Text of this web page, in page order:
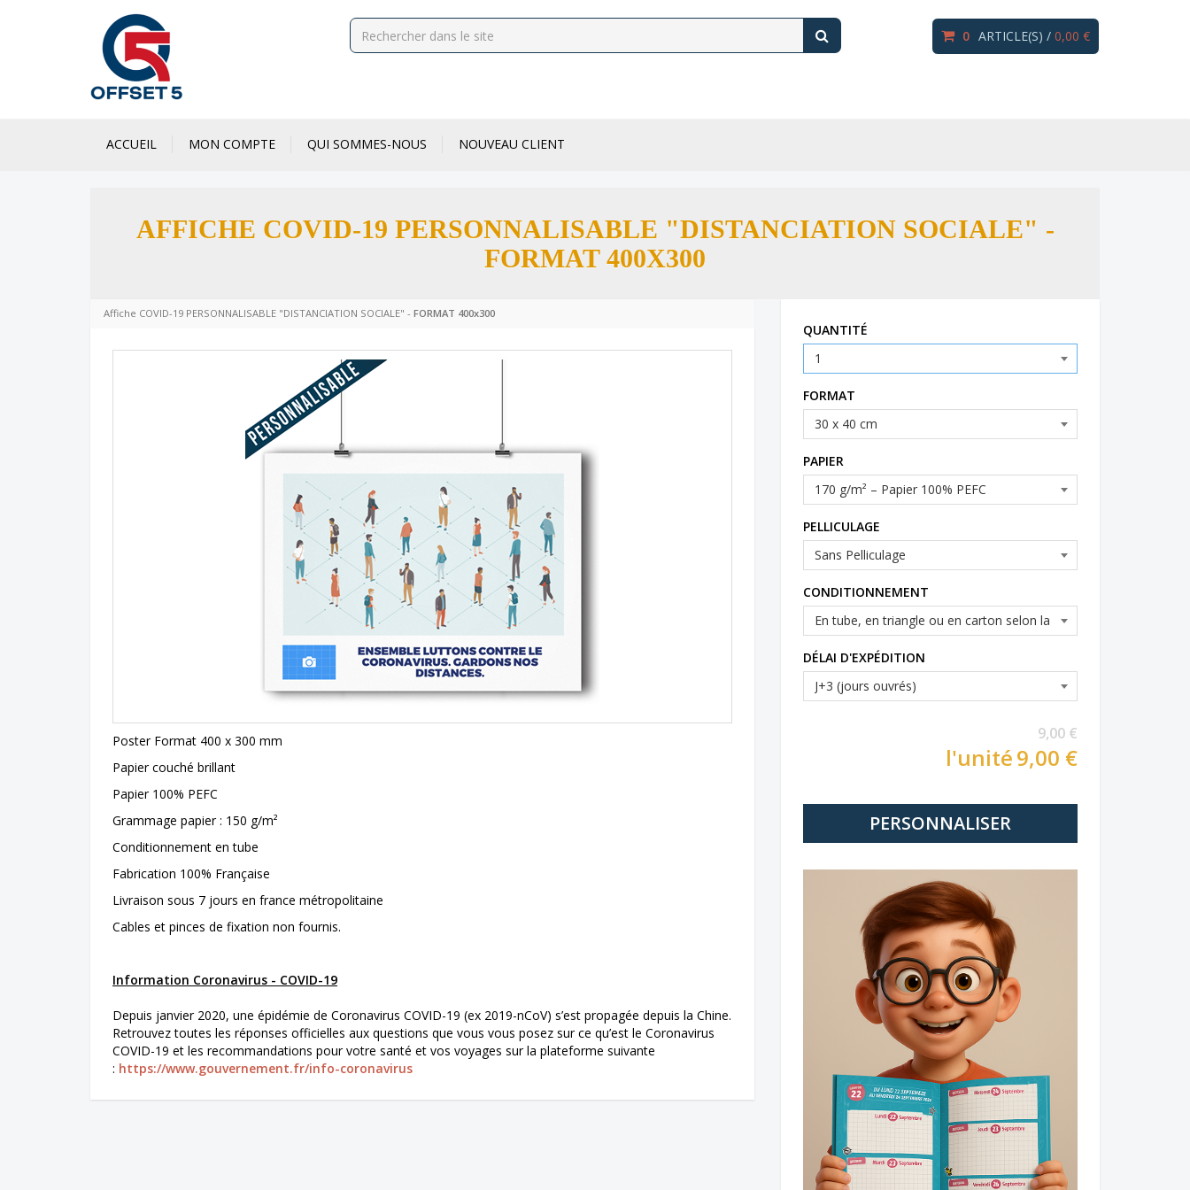
0 ARTICLE(S) / 0,00 €
ACCUEIL MON COMPTE QUI SOMMES-NOUS NOUVEAU CLIENT
AFFICHE COVID-19 PERSONNALISABLE "DISTANCIATION SOCIALE" -
FORMAT 400X300
QUANTITÉ
FORMAT
PAPIER
PELLICULAGE
CONDITIONNEMENT
DÉLAI D'EXPÉDITION
9,00 €
l'unité9,00 €
Affiche COVID-19 PERSONNALISABLE "DISTANCIATION SOCIALE" - FORMAT 400x300
Poster Format 400 x 300 mm
Papier couché brillant
Papier 100% PEFC
Grammage papier : 150 g/m²
Conditionnement en tube
Fabrication 100% Française
Livraison sous 7 jours en france métropolitaine
Cables et pinces de fixation non fournis.
Information Coronavirus - COVID-19
Depuis janvier 2020, une épidémie de Coronavirus COVID-19 (ex 2019-nCoV) s’est propagée depuis la Chine.
Retrouvez toutes les réponses officielles aux questions que vous vous posez sur ce qu’est le Coronavirus
COVID-19 et les recommandations pour votre santé et vos voyages sur la plateforme suivante
: https://www.gouvernement.fr/info-coronavirus